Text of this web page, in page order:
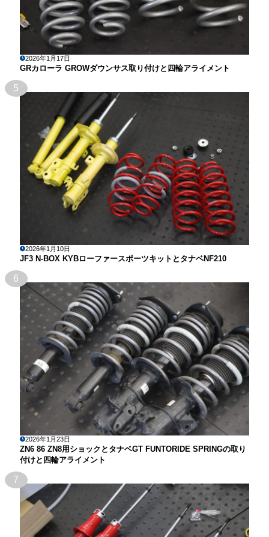
2026年1月17日
GRカローラ GROWダウンサス取り付けと四輪アライメント
5
2026年1月10日
JF3 N-BOX KYBローファースポーツキットとタナベNF210
6
2026年1月23日
ZN6 86 ZN8用ショックとタナベGT FUNTORIDE SPRINGの取り
付けと四輪アライメント
7